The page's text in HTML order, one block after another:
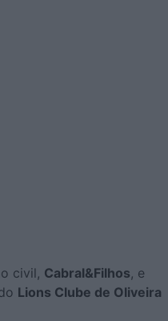
civil, Cabral&Filhos, e
Lions Clube de Oliveira